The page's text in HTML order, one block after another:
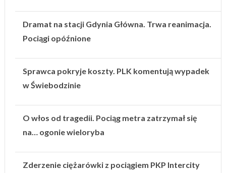
Dramat na stacji Gdynia Główna. Trwa reanimacja.
Pociągi opóźnione
Sprawca pokryje koszty. PLK komentują wypadek
w Świebodzinie
O włos od tragedii. Pociąg metra zatrzymał się
na… ogonie wieloryba
Zderzenie ciężarówki z pociągiem PKP Intercity